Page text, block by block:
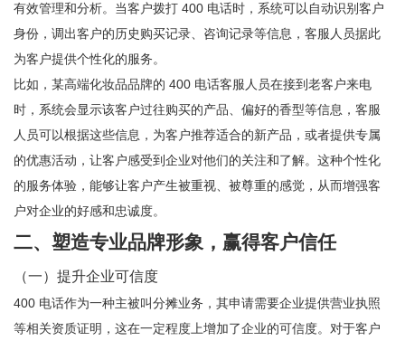
有效管理和分析。当客户拨打 400 电话时，系统可以自动识别客户
身份，调出客户的历史购买记录、咨询记录等信息，客服人员据此
为客户提供个性化的服务。
比如，某高端化妆品品牌的 400 电话客服人员在接到老客户来电
时，系统会显示该客户过往购买的产品、偏好的香型等信息，客服
人员可以根据这些信息，为客户推荐适合的新产品，或者提供专属
的优惠活动，让客户感受到企业对他们的关注和了解。这种个性化
的服务体验，能够让客户产生被重视、被尊重的感觉，从而增强客
户对企业的好感和忠诚度。
二、塑造专业品牌形象，赢得客户信任
（一）提升企业可信度
400 电话作为一种主被叫分摊业务，其申请需要企业提供营业执照
等相关资质证明，这在一定程度上增加了企业的可信度。对于客户